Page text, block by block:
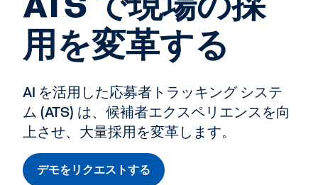
用を変革する
AI を活用した応募者トラッキング システ
ム (ATS) は、候補者エクスペリエンスを向
上させ、大量採用を変革します。
デモをリクエストする